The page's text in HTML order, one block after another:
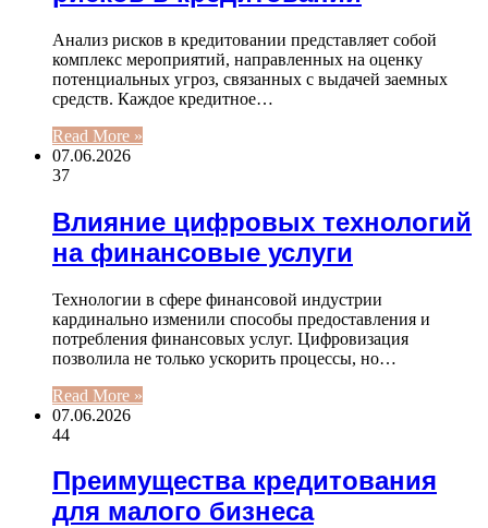
Анализ рисков в кредитовании представляет собой
комплекс мероприятий, направленных на оценку
потенциальных угроз, связанных с выдачей заемных
средств. Каждое кредитное…
Read More »
07.06.2026
37
Влияние цифровых технологий
на финансовые услуги
Технологии в сфере финансовой индустрии
кардинально изменили способы предоставления и
потребления финансовых услуг. Цифровизация
позволила не только ускорить процессы, но…
Read More »
07.06.2026
44
Преимущества кредитования
для малого бизнеса